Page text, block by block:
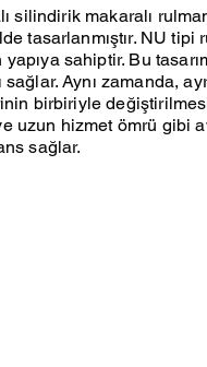
silindirik makaralı
tasarlanmıştır. NU
sahiptir. Bu
sağlar. Aynı zamanda,
birbiriyle
uzun hizmet ömrü gibi
sağlar.